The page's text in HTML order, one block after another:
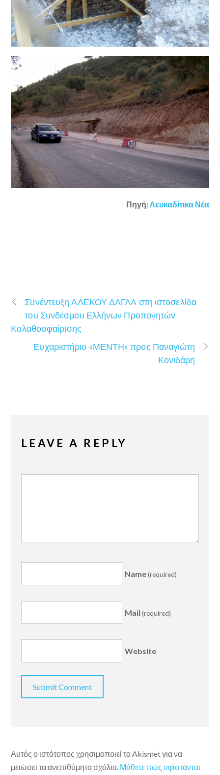
Πηγή:Λευκαδίτικα Νέα
Συνέντευξη ΑΛΕΚΟΥ ΔΑΓΛΑ στη ιστοσελίδα
του Συνδέσμου Ελλήνων Προπονητών
Καλαθοσφαίρισης
Ευχαριστήριο «ΜΕΝΤΗ» προς Παναγιώτη
Κονιδάρη
LEAVE A REPLY
Name(required)
Mail (required)
Website
Αυτός ο ιστότοπος χρησιμοποιεί το Akismet για να
μειώσει τα ανεπιθύμητα σχόλια. Μάθετε πώς υφίστανται